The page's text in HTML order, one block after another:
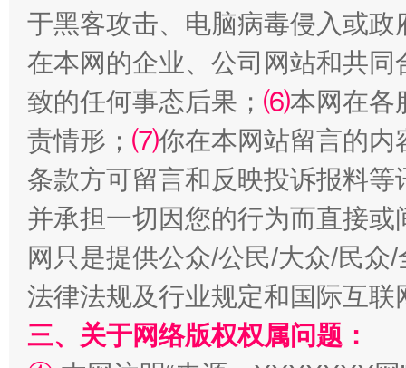
全民健身五年计划来了！等你上场
阿坝州三大球赛在茂县开幕 规模
于黑客攻击、电脑病毒侵入或
在本网的企业、公司网站和共
致的任何事态后果； ⑹本网在各
责情形； ⑺你在本网站留言的内
条款方可留言和反映投诉报料
并承担一切因您的行为而直接
网只是提供公众/公民/大众/民
法律法规及行业规定和国际互
三、关于网络版权权属问题：